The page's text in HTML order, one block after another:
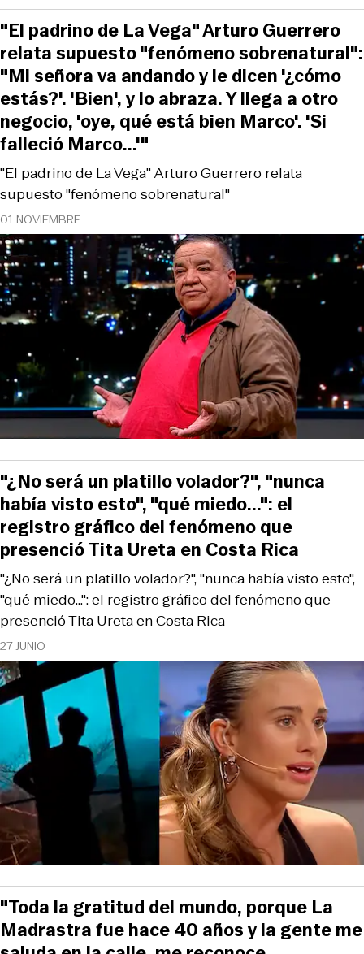
01 NOVIEMBRE
"El padrino de La Vega" Arturo Guerrero relata
supuesto "fenómeno sobrenatural"
"El padrino de La Vega" Arturo Guerrero
relata supuesto "fenómeno sobrenatural":
"Mi señora va andando y le dicen '¿cómo
estás?'. 'Bien', y lo abraza. Y llega a otro
negocio, 'oye, qué está bien Marco'. 'Si
falleció Marco...'"
27 JUNIO
"¿No será un platillo volador?", "nunca había visto esto",
"qué miedo...": el registro gráfico del fenómeno que
presenció Tita Ureta en Costa Rica
"¿No será un platillo volador?", "nunca
había visto esto", "qué miedo...": el
registro gráfico del fenómeno que
presenció Tita Ureta en Costa Rica
"Toda la gratitud del mundo, porque La
Madrastra fue hace 40 años y la gente me